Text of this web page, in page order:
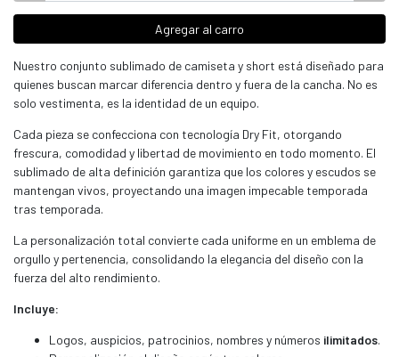
Agregar al carro
Nuestro conjunto sublimado de camiseta y short está diseñado para
quienes buscan marcar diferencia dentro y fuera de la cancha. No es
solo vestimenta, es la identidad de un equipo.
Cada pieza se confecciona con tecnología Dry Fit, otorgando
frescura, comodidad y libertad de movimiento en todo momento. El
sublimado de alta definición garantiza que los colores y escudos se
mantengan vivos, proyectando una imagen impecable temporada
tras temporada.
La personalización total convierte cada uniforme en un emblema de
orgullo y pertenencia, consolidando la elegancia del diseño con la
fuerza del alto rendimiento.
Incluye:
Logos, auspicios, patrocinios, nombres y números ilimitados.